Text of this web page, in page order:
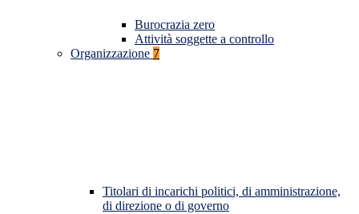
Burocrazia zero
Attività soggette a controllo
Organizzazione 7
Titolari di incarichi politici, di amministrazione,
di direzione o di governo